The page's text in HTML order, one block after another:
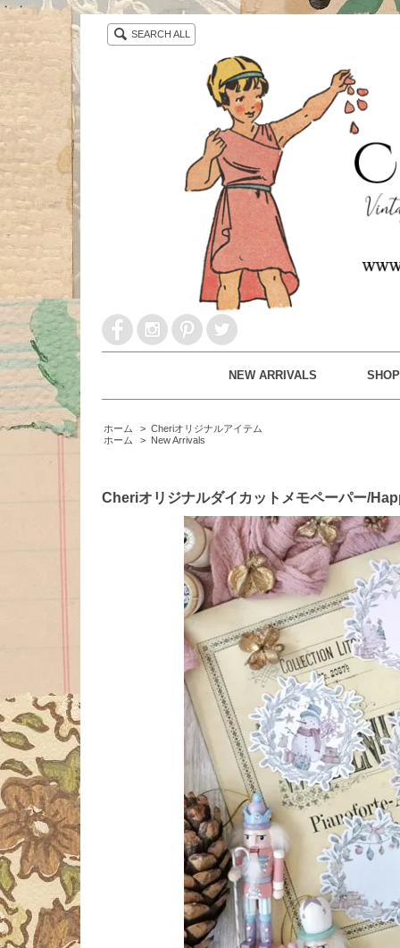
・ ・
SEARCH ALL
NEW ARRIVALS SHOP
ホーム > Cheriオリジナルアイテム
ホーム
> New Arrivals
Cheriオリジナルダイカットメモペーパー/